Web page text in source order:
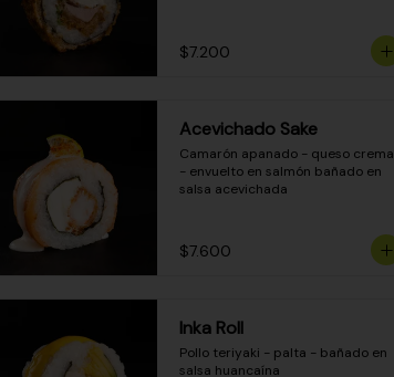
$7.200
Acevichado Sake
Camarón apanado - queso crema
- envuelto en salmón bañado en
salsa acevichada
$7.600
Inka Roll
Pollo teriyaki - palta - bañado en
salsa huancaína